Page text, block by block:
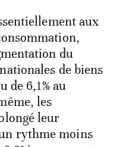
aux
du
de biens
de 6,1% au
les
leur
rythme moins